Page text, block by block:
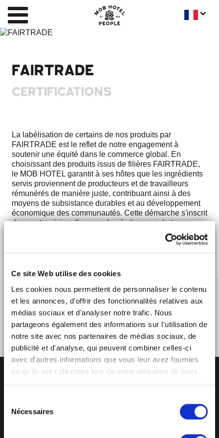
Ce site Web utilise des cookies
Les cookies nous permettent de personnaliser le contenu
et les annonces, d'offrir des fonctionnalités relatives aux
médias sociaux et d'analyser notre trafic. Nous
partageons également des informations sur l'utilisation de
notre site avec nos partenaires de médias sociaux, de
publicité et d'analyse, qui peuvent combiner celles-ci
avec d'autres informations que vous leur avez fournies
ou qu'ils ont collectées lors de votre utilisation de leurs
cliquant sur « tout autoriser » ; vous refusez ce dépôt de
cookies (sauf cookies nécessaires) en cliquant sur « tout
Nécessaires
FAIRTRADE
CERTIFICATIONS
La labélisation de certains de nos produits par
FAIRTRADE est le reflet de notre engagement à
soutenir une équité dans le commerce global. En
choisissant des produits issus de filières FAIRTRADE,
le MOB HOTEL garantit à ses hôtes que les ingrédients
servis proviennent de producteurs et de travailleurs
rémunérés de manière juste, contribuant ainsi à des
moyens de subsistance durables et au développement
économique des communautés. Cette démarche s'inscrit
dans notre vision d'un monde où chaque achat a un
impact positif, renforçant notre engagement envers des
pratiques commerciales responsables et éthiques.